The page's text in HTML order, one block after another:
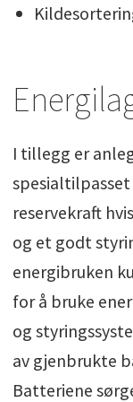
I tillegg er
reservekraft
og et godt
energibruken
for å bruke
og
av gjenbrukte
Batteriene